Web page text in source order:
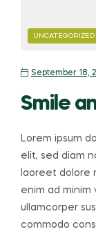
CATEGORIES
UNCATEGORIZED
September 18,
Smile
Lorem ipsum
elit, sed diam
laoreet dolore
enim ad minim
ullamcorper
commodo